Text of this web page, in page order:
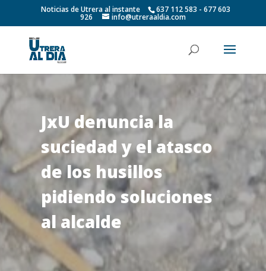
Noticias de Utrera al instante 637 112 583 - 677 603
926 info@utreraaldia.com
JxU denuncia la
suciedad y el atasco
de los husillos
pidiendo soluciones
al alcalde